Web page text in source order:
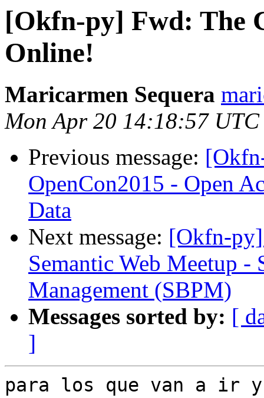
[Okfn-py] Fwd: The
Online!
Maricarmen Sequera
Mon Apr 20 14:18:57 UTC
Previous message:
OpenCon2015 - Open
Data
Next message: [Okfn-
Semantic Web Meetup -
Management (SBPM)
Messages sorted by: [
]
para los que van a ir